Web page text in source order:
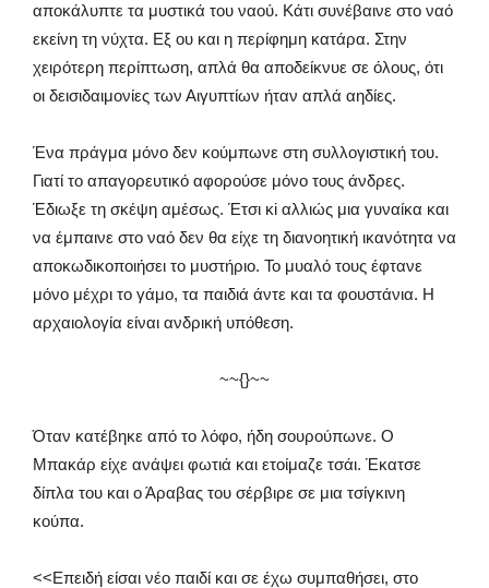
αποκάλυπτε τα μυστικά του ναού. Κάτι συνέβαινε στο ναό
εκείνη τη νύχτα. Εξ ου και η περίφημη κατάρα. Στην
χειρότερη περίπτωση, απλά θα αποδείκνυε σε όλους, ότι
οι δεισιδαιμονίες των Αιγυπτίων ήταν απλά αηδίες.
Ένα πράγμα μόνο δεν κούμπωνε στη συλλογιστική του.
Γιατί το απαγορευτικό αφορούσε μόνο τους άνδρες.
Έδιωξε τη σκέψη αμέσως. Έτσι κi αλλιώς μια γυναίκα και
να έμπαινε στο ναό δεν θα είχε τη διανοητική ικανότητα να
αποκωδικοποιήσει το μυστήριο. Το μυαλό τους έφτανε
μόνο μέχρι το γάμο, τα παιδιά άντε και τα φουστάνια. Η
αρχαιολογία είναι ανδρική υπόθεση.
~~{}~~
Όταν κατέβηκε από το λόφο, ήδη σουρούπωνε. Ο
Μπακάρ είχε ανάψει φωτιά και ετοίμαζε τσάι. Έκατσε
δίπλα του και ο Άραβας του σέρβιρε σε μια τσίγκινη
κούπα.
<<Επειδή είσαι νέο παιδί και σε έχω συμπαθήσει, στο